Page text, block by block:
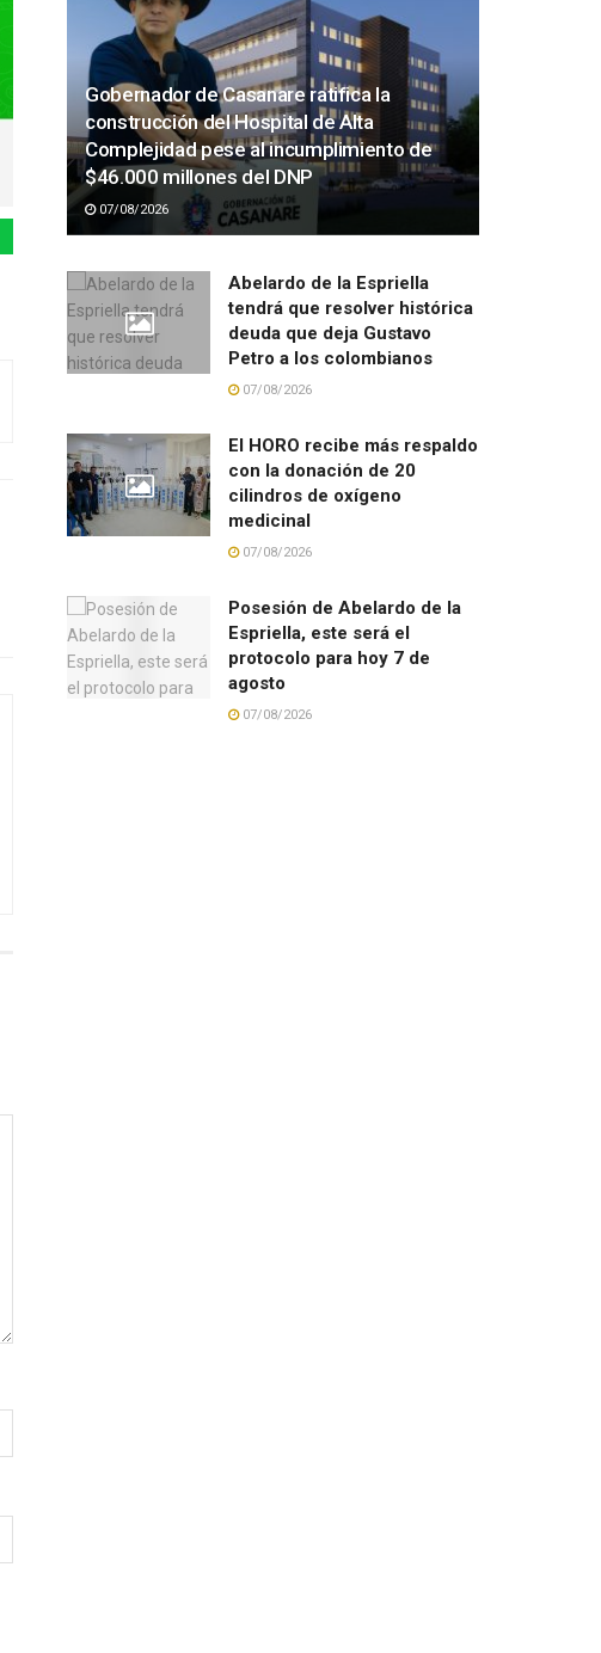
Gobernador de Casanare ratifica la
construcción del Hospital de Alta
Complejidad pese al incumplimiento de
$46.000 millones del DNP
07/08/2026
Abelardo de la Espriella
tendrá que resolver histórica
deuda que deja Gustavo
Petro a los colombianos
07/08/2026
El HORO recibe más respaldo
con la donación de 20
cilindros de oxígeno
medicinal
07/08/2026
Posesión de Abelardo de la
Espriella, este será el
protocolo para hoy 7 de
agosto
07/08/2026